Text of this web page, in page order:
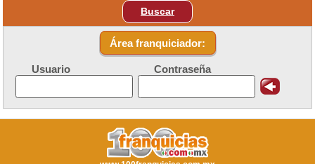
Buscar
Área franquiciador:
Usuario Contraseña